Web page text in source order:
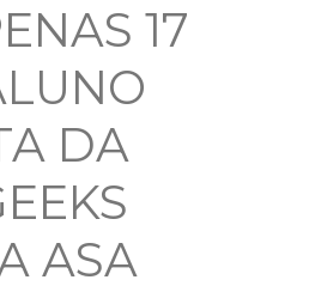
17
DA
ASA